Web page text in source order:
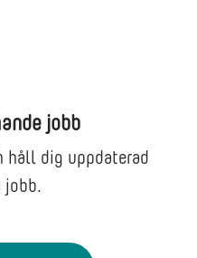
jobb
håll dig uppdaterad
jobb.